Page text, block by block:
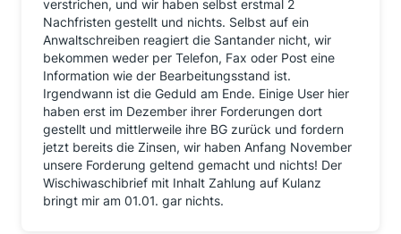
Kosten aufdrücken wollte, gleich den Klageweg
eingegangen sind.
Dennoch wünsche ich allen, dass die berechtigten
Forderungen noch vor Weihnachten auf den Konten
eingehen und sie sich darüber freuen können.
Immerhin ist es bei einigen ein Geldsegen, von dem
sie bis vor Kurzem noch nicht wussten, dass er ins
Haus steht. Und denen, die sich anwaltlich oder
gerichtlich auf die Spur gemacht haben, drücke ich
die Daumen, dass sie nicht auf den Kosten sitzen und
ihnen langwierige Prozesse erspart bleiben.
verstrichen, und wir haben selbst erstmal 2
Nachfristen gestellt und nichts. Selbst auf ein
Anwaltschreiben reagiert die Santander nicht, wir
bekommen weder per Telefon, Fax oder Post eine
Information wie der Bearbeitungsstand ist.
Irgendwann ist die Geduld am Ende. Einige User hier
haben erst im Dezember ihrer Forderungen dort
gestellt und mittlerweile ihre BG zurück und fordern
jetzt bereits die Zinsen, wir haben Anfang November
unsere Forderung geltend gemacht und nichts! Der
Wischiwaschibrief mit Inhalt Zahlung auf Kulanz
bringt mir am 01.01. gar nichts.